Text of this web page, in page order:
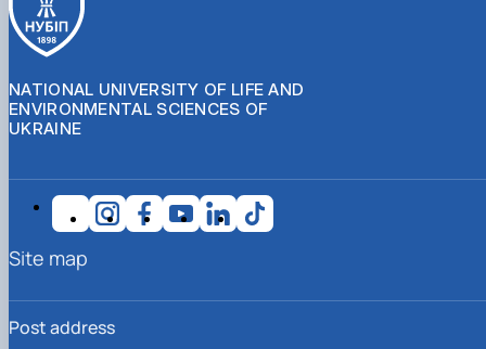
NATIONAL UNIVERSITY OF LIFE AND
ENVIRONMENTAL SCIENCES OF
UKRAINE
Post address
Site map